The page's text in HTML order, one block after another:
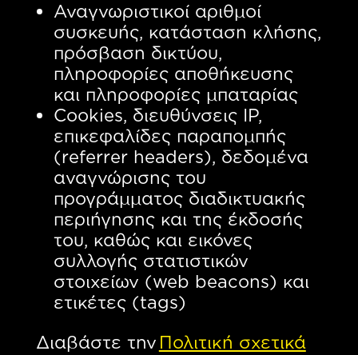
Αναγνωριστικοί αριθμοί
συσκευής, κατάσταση κλήσης,
πρόσβαση δικτύου,
πληροφορίες αποθήκευσης
και πληροφορίες μπαταρίας
Cookies, διευθύνσεις IP,
επικεφαλίδες παραπομπής
(referrer headers), δεδομένα
αναγνώρισης του
προγράμματος διαδικτυακής
περιήγησης και της έκδοσής
του, καθώς και εικόνες
συλλογής στατιστικών
στοιχείων (web beacons) και
ετικέτες (tags)
Διαβάστε την Πολιτική σχετικά